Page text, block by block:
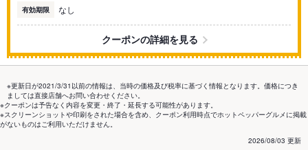
有効期限 なし
クーポンの詳細を見る
※更新日が2021/3/31以前の情報は、当時の価格及び税率に基づく情報となります。価格につき
ましては直接店舗へお問い合わせください。
※クーポンは予告なく内容を変更・終了・延長する可能性があります。
※スクリーンショットや印刷をされた場合を含め、クーポン利用時点でホットペッパーグルメに掲載
がないものはご利用いただけません。
2026/08/03 更新